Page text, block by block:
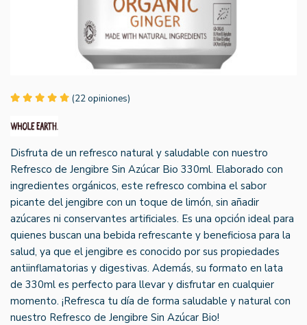
(22 opiniones)
Disfruta de un refresco natural y saludable con nuestro
Refresco de Jengibre Sin Azúcar Bio 330ml. Elaborado con
ingredientes orgánicos, este refresco combina el sabor
picante del jengibre con un toque de limón, sin añadir
azúcares ni conservantes artificiales. Es una opción ideal para
quienes buscan una bebida refrescante y beneficiosa para la
salud, ya que el jengibre es conocido por sus propiedades
antiinflamatorias y digestivas. Además, su formato en lata
de 330ml es perfecto para llevar y disfrutar en cualquier
momento. ¡Refresca tu día de forma saludable y natural con
nuestro Refresco de Jengibre Sin Azúcar Bio!